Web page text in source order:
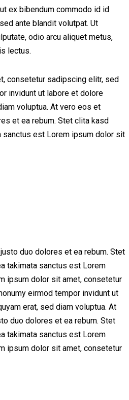
ex bibendum commodo id id
ante blandit volutpat. Ut
odio arcu aliquet metus,
lectus.
consetetur sadipscing elitr, sed
invidunt ut labore et dolore
voluptua. At vero eos et
et ea rebum. Stet clita kasd
sanctus est Lorem ipsum dolor sit
duo dolores et ea rebum. Stet
takimata sanctus est Lorem
ipsum dolor sit amet, consetetur
eirmod tempor invidunt ut
erat, sed diam voluptua. At
duo dolores et ea rebum. Stet
takimata sanctus est Lorem
ipsum dolor sit amet, consetetur